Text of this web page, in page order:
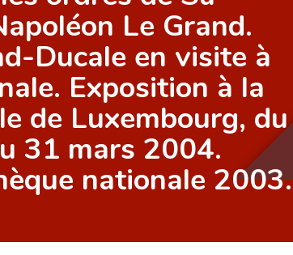
Le Grand.
Ducale en visite à
Exposition à la
de Luxembourg, du
31 mars 2004.
nationale 2003.